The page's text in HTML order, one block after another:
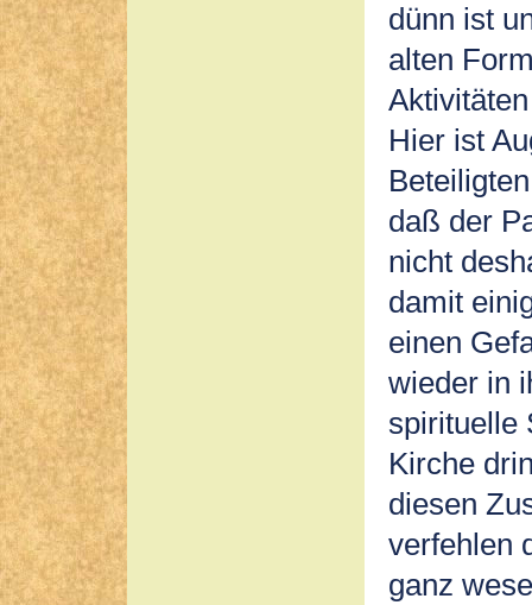
dünn ist
alten
Hier ist
daß der
nicht
damit
einen
wieder in
spirituelle
Kirche
diesen
verfehlen
ganz